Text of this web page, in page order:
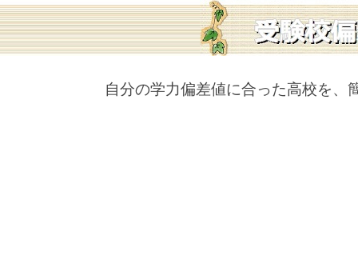
自分の学力偏差値に合った高校を、